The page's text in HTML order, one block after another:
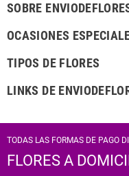
SOBRE
OCASIONES
TIPOS DE FLORES
LINKS DE
TODAS LAS FORMAS DE PAGO
FLORES A